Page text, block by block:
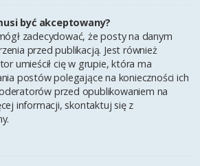
być akceptowany?
zadecydować, że posty na danym
przed publikacją. Jest również
umieścił cię w grupie, która ma
postów polegające na konieczności ich
przed opublikowaniem na
informacji, skontaktuj się z